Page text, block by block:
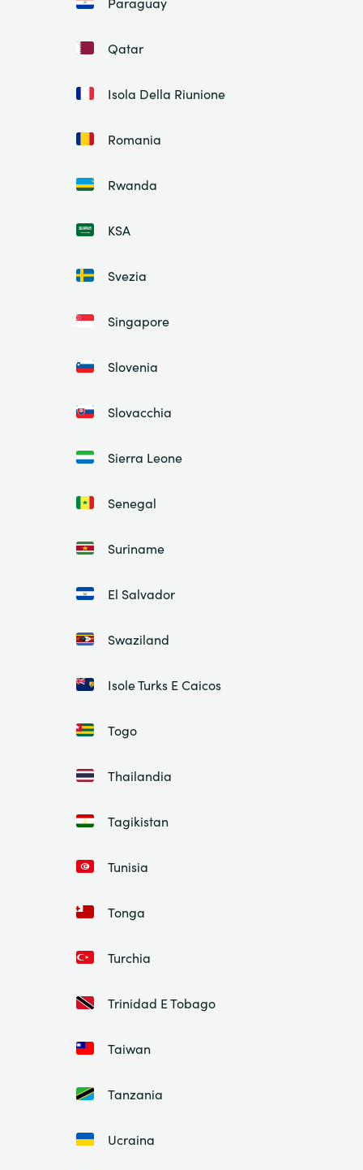
Qatar
Isola Della Riunione
Romania
Rwanda
KSA
Svezia
Singapore
Slovenia
Slovacchia
Sierra Leone
Senegal
Suriname
El Salvador
Swaziland
Isole Turks E Caicos
Togo
Thailandia
Tagikistan
Tunisia
Tonga
Turchia
Trinidad E Tobago
Taiwan
Tanzania
Ucraina